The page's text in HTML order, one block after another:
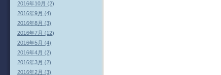
2016年10月 (2)
2016年9月 (4)
2016年8月 (3)
2016年7月 (12)
2016年5月 (4)
2016年4月 (2)
2016年3月 (2)
2016年2月 (3)